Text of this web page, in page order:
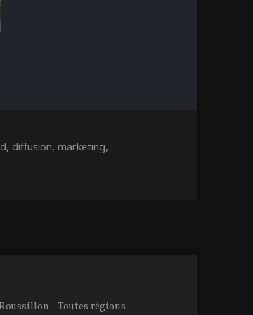
, diffusion,marketing,
- Toutes régions -